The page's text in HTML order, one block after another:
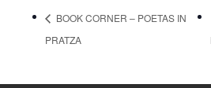
BOOK CORNER – POETAS IN
PRATZA